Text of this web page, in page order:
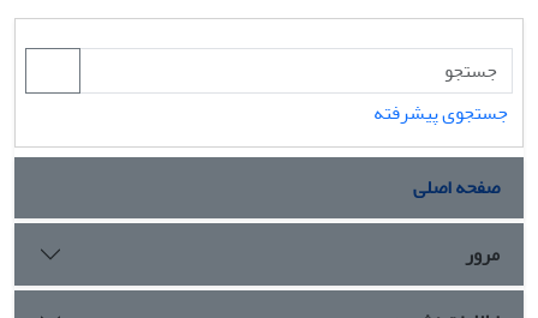
جستجوی پیشرفته
صفحه اصلی
مرور